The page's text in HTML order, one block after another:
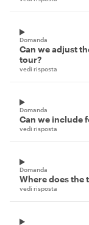
Domanda
Can we adjust
tour?
vedi risposta
Domanda
Can we include
vedi risposta
Domanda
Where does the
vedi risposta